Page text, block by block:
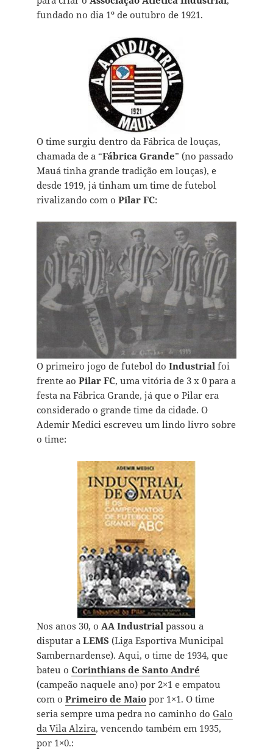
fundado no dia 1º de outubro de 1921.
O time surgiu dentro da Fábrica de louças,
chamada de a “Fábrica Grande” (no passado
Mauá tinha grande tradição em louças), e
desde 1919, já tinham um time de futebol
rivalizando com o Pilar FC:
O primeiro jogo de futebol do Industrialfoi
frente ao Pilar FC, uma vitória de 3 x 0 para a
festa na Fábrica Grande, já que o Pilar era
considerado o grande time da cidade. O
Ademir Medici escreveu um lindo livro sobre
o time:
Nos anos 30, o AA Industrialpassou a
disputar a LEMS (Liga Esportiva Municipal
Sambernardense). Aqui, o time de 1934, que
bateu o Corinthians de Santo André
(campeão naquele ano) por 2×1 e empatou
com o Primeiro de Maiopor 1×1. O time
seria sempre uma pedra no caminho do Galo
da Vila Alzira, vencendo também em 1935,
por 1×0.: